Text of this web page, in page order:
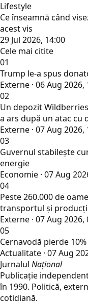
Lifestyle
Ce înseamnă când
acest vis
29 Jul 2026, 14:00
Cele mai citite
01
Trump le-a spus
Externe · 06 Aug 2026,
02
Un depozit
a ars după un atac cu
Externe · 07 Aug 2026,
03
Guvernul stabilește
energie
Economie · 07 Aug
04
Peste 260.000 de
transportul și
Externe · 07 Aug 2026,
05
Cernavodă pierde
Actualitate · 07 Aug
Jurnalul Național
Publicație
în 1990. Politică,
cotidiană.